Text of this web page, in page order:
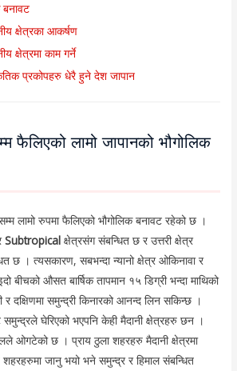
बनावट
क्षेत्रका आकर्षण
क्षेत्रमा काम गर्ने
प्रकोपहरु धेरै हुने देश जापान
फैलिएको लामो जापानको भौगोलिक
लामो रुपमा फैलिएको भौगोलिक बनावट रहेको छ ।
Subtropical क्षेत्रसंग संबन्धित छ र उत्तरी क्षेत्र
छ । त्यसकारण, सबभन्दा न्यानो क्षेत्र ओकिनावा र
बीचको औसत बार्षिक तापमान १५ डिग्री भन्दा माथिको
र दक्षिणमा समुन्द्री किनारको आनन्द लिन सकिन्छ ।
समुन्द्रले घेरिएको भएपनि केही मैदानी क्षेत्रहरु छन ।
ओगटेको छ । प्राय ठुला शहरहरु मैदानी क्षेत्रमा
जानु भयो भने समुन्द्र र हिमाल संबन्धित